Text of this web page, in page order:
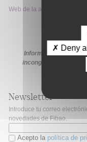
Web de la ayuda
Información extraída
incongruencia,
organismo
Newsletter
Introduce tu correo
novedades de Fibao.
Acepto la política de
✗ Deny